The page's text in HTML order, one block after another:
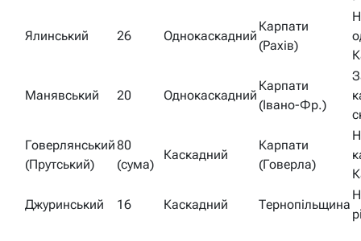
Ялинський 26 Однокаскадний
Карпати
(Рахів)
Манявський 20 Однокаскадний
Карпати
(Івано-Фр.)
Говерлянський
(Прутський)
80
(сума)
Каскадний
Карпати
(Говерла)
Джуринський
16 Каскадний Тернопільщина